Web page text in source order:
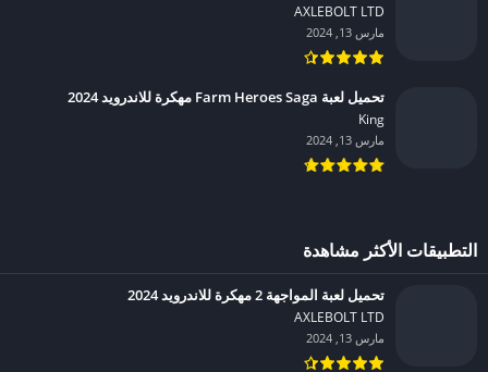
AXLEBOLT LTD‏
مارس 13, 2024
تحميل لعبة Farm Heroes Saga مهكرة للاندرويد 2024
King‏
مارس 13, 2024
التطبيقات الأكثر مشاهدة
تحميل لعبة المواجهة 2 مهكرة للاندرويد 2024
AXLEBOLT LTD‏
مارس 13, 2024